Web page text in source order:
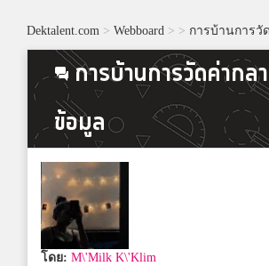
Dektalent.com > Webboard > > การบ้านการวั
การบ้านการวัดค่ากล
ข้อมูล
โดย: M\'Milk K\'Klim